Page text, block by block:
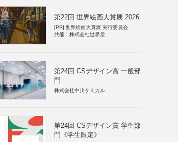
第22回 世界絵画大賞展 2026
[PR] 世界絵画大賞展 実行委員会
共催：株式会社世界堂
第24回 CSデザイン賞 一般部
門
株式会社中川ケミカル
第24回 CSデザイン賞 学生部
門《学生限定》